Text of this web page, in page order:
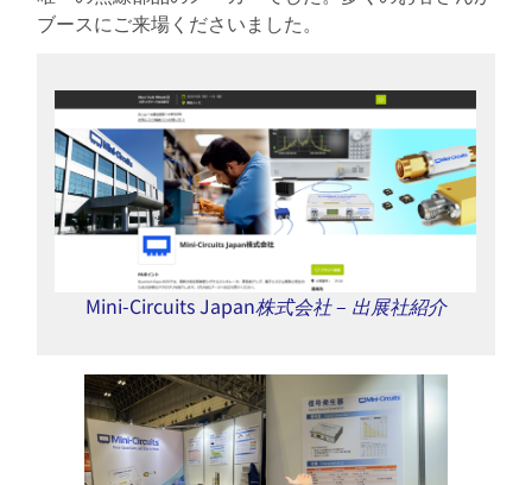
ブースにご来場くださいました。
Mini-Circuits Japan株式会社 – 出展社紹介